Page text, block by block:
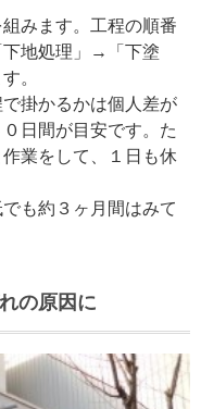
みます。工程の順番
地処理」→「下塗
。
掛かるかは個人差が
日間が目安です。た
業をして、１日も休
も約３ヶ月間はみて
の原因に